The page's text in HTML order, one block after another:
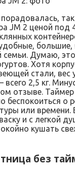
так
JM 2 ценой под
семьи. Думаю,
Хотя
стали, вес
2,5 кг.
отзыве.
беспокоиться о
или времени.
и с легкой
кушать
без